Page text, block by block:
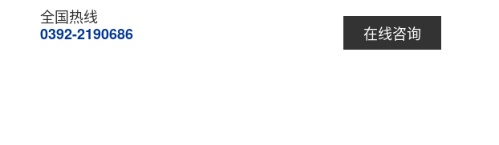
在线咨询
全国热线
0392-2190686